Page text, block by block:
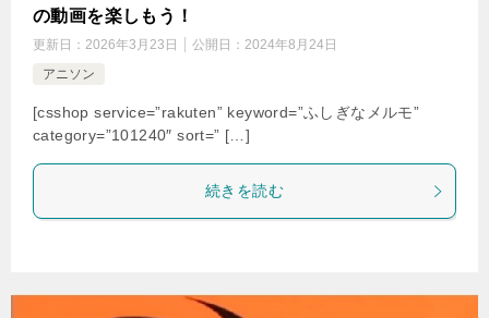
の動画を楽しもう！
更新日： 2026年3月23日 公開日： 2024年8月24日
アニソン
[csshop service=”rakuten” keyword=”ふしぎなメルモ”
category=”101240″ sort=” […]
続きを読む